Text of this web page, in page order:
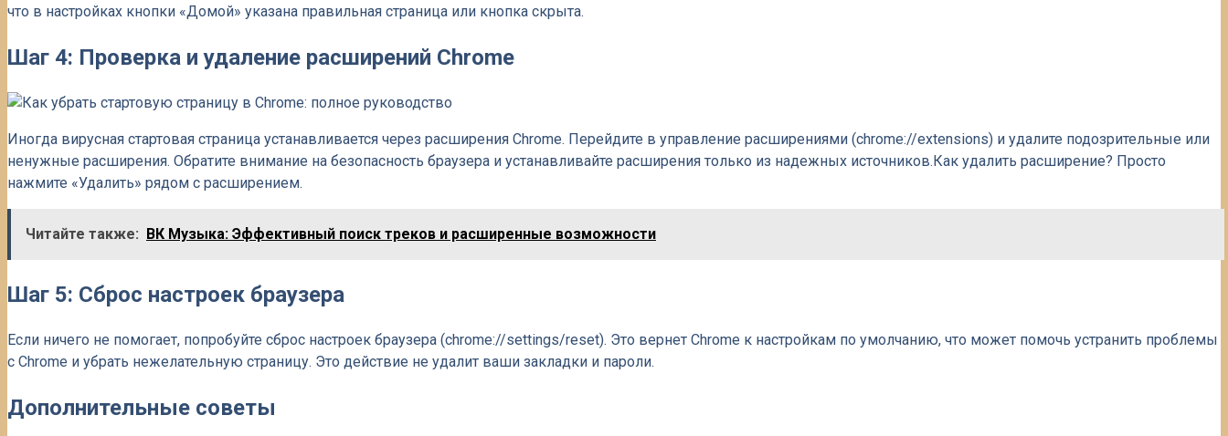
что в настройках кнопки «Домой» указана правильная страница или кнопка скрыта.
Шаг 4: Проверка и удаление расширений Chrome
Иногда вирусная стартовая страница устанавливается через расширения Chrome. Перейдите в управление расширениями (chrome://extensions) и удалите подозрительные или
ненужные расширения. Обратите внимание на безопасность браузера и устанавливайте расширения только из надежных источников.Как удалить расширение? Просто
нажмите «Удалить» рядом с расширением.
Читайте также: ВК Музыка: Эффективный поиск треков и расширенные возможности
Шаг 5: Сброс настроек браузера
Если ничего не помогает, попробуйте сброс настроек браузера (chrome://settings/reset). Это вернет Chrome к настройкам по умолчанию, что может помочь устранить проблемы
с Chrome и убрать нежелательную страницу. Это действие не удалит ваши закладки и пароли.
Дополнительные советы